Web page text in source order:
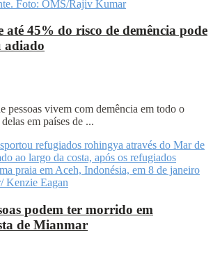
45% do risco de demência pode
adiado
pessoas vivem com demência em todo o
em países de ...
podem ter morrido em
de Mianmar